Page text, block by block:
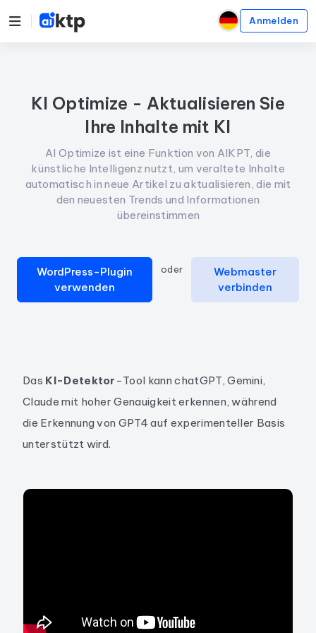
Anmelden
KI Optimize - Aktualisieren Sie
Ihre Inhalte mit KI
AI Optimize ist eine Funktion von AIKPT, die
künstliche Intelligenz nutzt, um veraltete Inhalte
automatisch in neue Artikel zu aktualisieren, die mit
den neuesten Trends und Informationen
übereinstimmen
WordPress-Plugin
verwenden
oder
Webmaster
verbinden
Das KI-Detektor -Tool kann chatGPT, Gemini,
Claude mit hoher Genauigkeit erkennen, während
die Erkennung von GPT4 auf experimenteller Basis
unterstützt wird.